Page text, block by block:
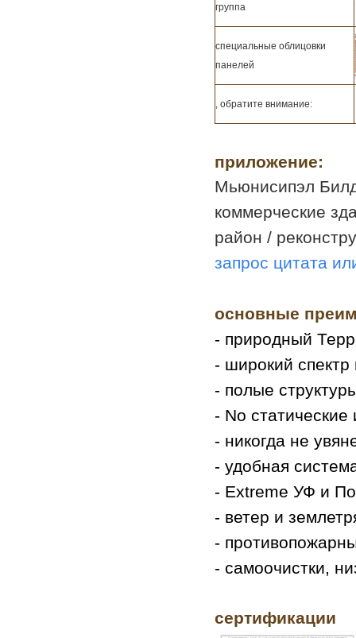
группа
специальные облицовки
панелей
, обратите внимание:
приложение:
Мьюнисипэл
коммерческие
район /
запрос цитата
основные
- природный
- широкий
- полые
- No
- никогда не
- удобная
- Extreme УФ и
- ветер и
-
- самоочистки,
сертификации